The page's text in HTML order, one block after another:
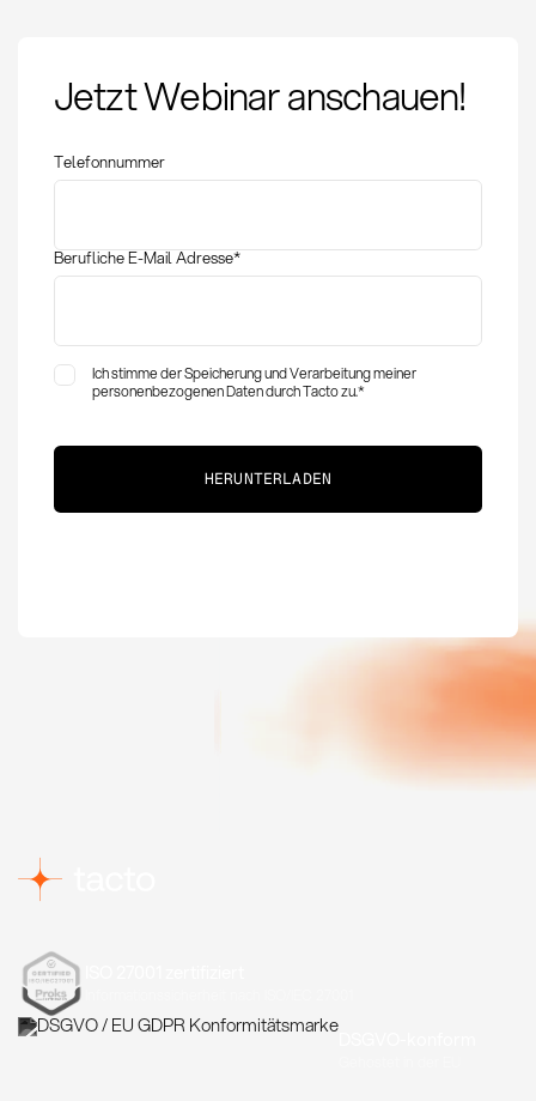
Jetzt Webinar anschauen!
Telefonnummer
Berufliche E-Mail Adresse*
Ich stimme der Speicherung und Verarbeitung meiner
personenbezogenen Daten durch Tacto zu.*